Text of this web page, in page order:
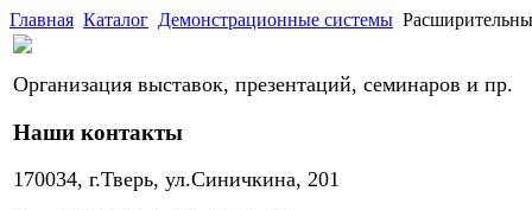
Главная Каталог Демонстрационные системы
Организация выставок, презентаций, семинаров и пр.
Наши контакты
170034, г.Тверь, ул.Синичкина, 201